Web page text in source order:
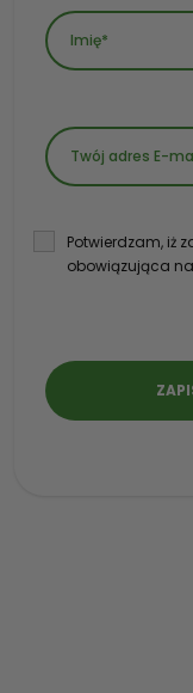
Potwierdzam, iż
obowiązująca